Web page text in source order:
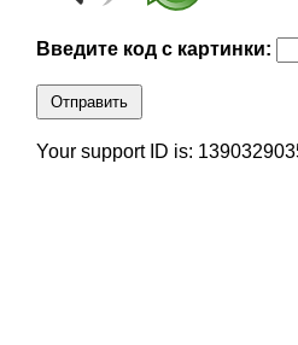
Введите код с картинки:
Отправить
Your support ID is: